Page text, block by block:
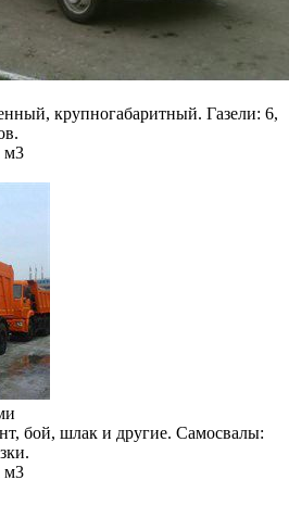
крупногабаритный. Газели: 6,
м3
бой, шлак и другие. Самосвалы:
м3